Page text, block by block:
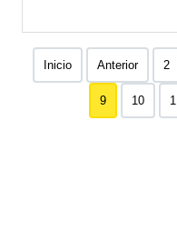
Inicio Anterior 2
9 10